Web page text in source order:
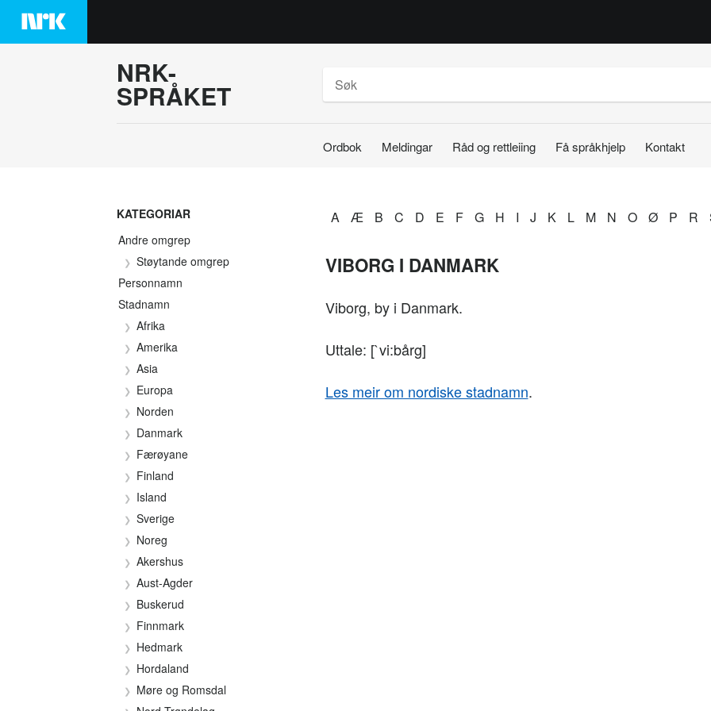
Hopp
innhaldet
NRK-
SPRÅKET
Ordbok Meldingar Råd og rettleiing Få språkhjelp Kontakt
KATEGORIAR
Andre omgrep
Støytande omgrep
Personnamn
Stadnamn
Afrika
Amerika
Asia
Europa
Norden
Danmark
Færøyane
Finland
Island
Sverige
Noreg
Akershus
Aust-Agder
Buskerud
Finnmark
Hedmark
Hordaland
Møre og Romsdal
A Æ B C D E F G H I J K L M N O Ø P R
VIBORG I DANMARK
Viborg, by i Danmark.
Uttale: [`vi:bårg]
Les meir om nordiske stadnamn.